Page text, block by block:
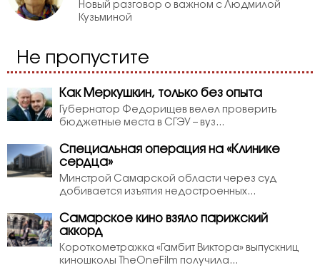
Новый разговор о важном с Людмилой
Кузьминой
Не пропустите
Как Меркушкин, только без опыта
Губернатор Федорищев велел проверить
бюджетные места в СГЭУ – вуз...
Специальная операция на «Клинике
сердца»
Минстрой Самарской области через суд
добивается изъятия недостроенных...
Самарское кино взяло парижский
аккорд
Короткометражка «Гамбит Виктора» выпускниц
киношколы TheOneFilm получила...